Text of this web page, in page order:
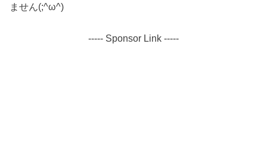
ません(;^ω^)
----- Sponsor Link -----